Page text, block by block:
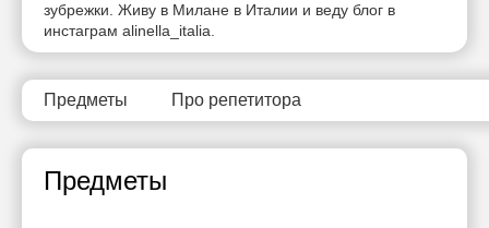
зубрежки. Живу в Милане в Италии и веду блог в
инстаграм alinella_italia.
Предметы Про репетитора
Предметы